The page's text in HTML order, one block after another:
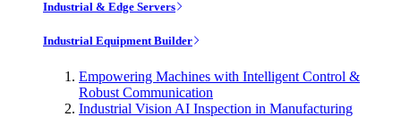
Industrial & Edge Servers
Industrial Equipment Builder
Empowering Machines with Intelligent Control &
Robust Communication
Industrial Vision AI Inspection in Manufacturing